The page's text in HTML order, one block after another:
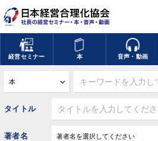
経営セミナー 本 音声・動画
タイトル
著者名